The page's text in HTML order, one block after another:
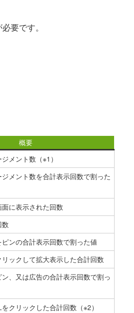
要です。
概要
メント数（※1）
メント数を合計表示回数で割った
に表示された回数
ンの合計表示回数で割った値
ックして拡大表示した合計回数
、又は広告の合計表示回数で割っ
クリックした合計回数（※2）